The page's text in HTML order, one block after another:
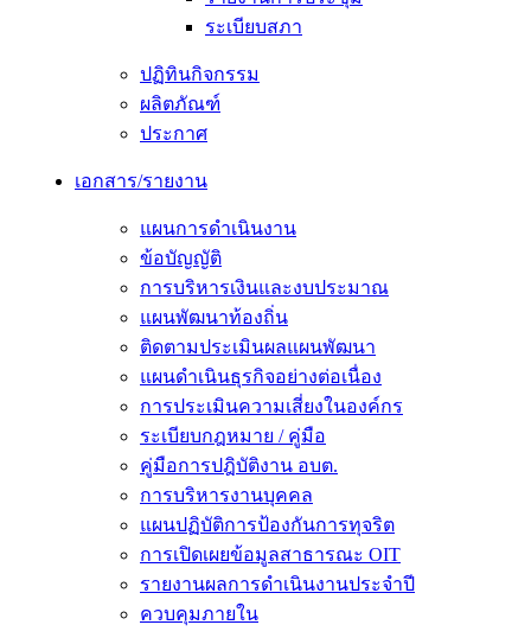
ระเบียบสภา
ปฏิทินกิจกรรม
ผลิตภัณฑ์
ประกาศ
เอกสาร/รายงาน
แผนการดำเนินงาน
ข้อบัญญัติ
การบริหารเงินและงบประมาณ
แผนพัฒนาท้องถิ่น
ติดตามประเมินผลแผนพัฒนา
แผนดำเนินธุรกิจอย่างต่อเนื่อง
การประเมินความเสี่ยงในองค์กร
ระเบียบกฎหมาย / คู่มือ
คู่มือการปฎิบัติงาน อบต.
การบริหารงานบุคคล
แผนปฏิบัติการป้องกันการทุจริต
การเปิดเผยข้อมูลสาธารณะ OIT
รายงานผลการดำเนินงานประจำปี
ควบคุมภายใน